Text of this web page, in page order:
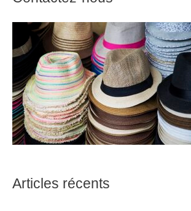
Articles récents